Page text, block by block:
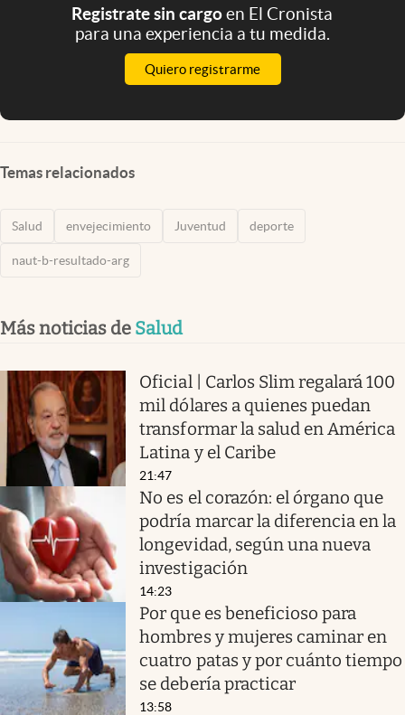
Registrate sin cargoen El Cronista
para una experiencia a tu medida.
Quiero registrarme
Temas relacionados
Salud envejecimiento Juventud deporte
naut-b-resultado-arg
Más noticias de Salud
Oficial | Carlos Slim regalará 100
mil dólares a quienes puedan
transformar la salud en América
Latina y el Caribe
21:47
No es el corazón: el órgano que
podría marcar la diferencia en la
longevidad, según una nueva
investigación
14:23
Por que es beneficioso para
hombres y mujeres caminar en
cuatro patas y por cuánto tiempo
se debería practicar
13:58